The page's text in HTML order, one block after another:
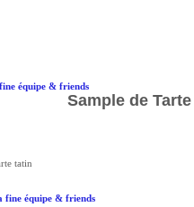
équipe & friends
Sample de
tatin
fine équipe & friends